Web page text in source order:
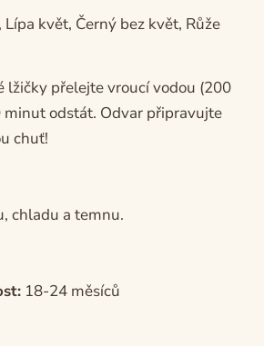
Lípa květ, Černý bez květ, Růže
lžičky přelejte vroucí vodou (200
odstát. Odvar připravujte
chuť!
chladu a temnu.
18-24 měsíců